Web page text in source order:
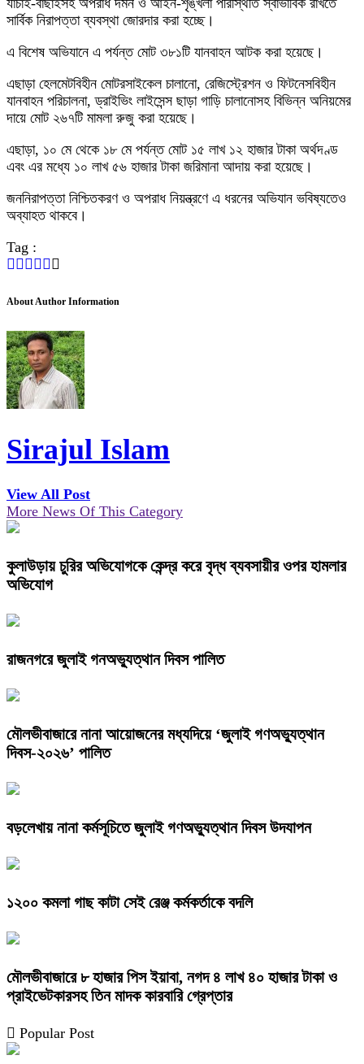
যাচাই-বাছাইসহ অপরাধ দমন ও আইন-শৃঙ্খলা পরিস্থিতি স্বাভাবিক রাখতে
সার্বিক নিরাপত্তা ব্যবস্থা জোরদার করা হচ্ছে।
এ বিশেষ অভিযানে এ পর্যন্ত মোট ৩৮১টি যানবাহন আটক করা হয়েছে।
এছাড়া হেলমেটবিহীন মোটরসাইকেল চালানো, রেজিস্ট্রেশন ও ফিটনেসবিহীন
যানবাহন পরিচালনা, ড্রাইভিং লাইসেন্স ছাড়া গাড়ি চালানোসহ বিভিন্ন অনিয়মের
দায়ে মোট ২৬৭টি মামলা রুজু করা হয়েছে।
এছাড়া, ১০ মে থেকে ১৮ মে পর্যন্ত মোট ১৫ লাখ ১২ হাজার টাকা অর্থদণ্ড
এবং এর মধ্যে ১০ লাখ ৫৬ হাজার টাকা জরিমানা আদায় করা হয়েছে।
জননিরাপত্তা নিশ্চিতকরণ ও অপরাধ নিয়ন্ত্রণে এ ধরনের অভিযান ভবিষ্যতেও
অব্যাহত থাকবে।
Tag :
About Author Information
Sirajul Islam
View All Post
More News Of This Category
কুলাউড়ায় চুরির অভিযোগকে কেন্দ্র করে বৃদ্ধ ব্যবসায়ীর ওপর হামলার
অভিযোগ
রাজনগরে জুলাই গনঅভ্যুত্থান দিবস পালিত
মৌলভীবাজারে নানা আয়োজনের মধ্যদিয়ে ‘জুলাই গণঅভ্যুত্থান
দিবস-২০২৬’ পালিত
বড়লেখায় নানা কর্মসূচিতে জুলাই গণঅভ্যুত্থান দিবস উদযাপন
১২০০ কমলা গাছ কাটা সেই রেঞ্জ কর্মকর্তাকে বদলি
মৌলভীবাজারে ৮ হাজার পিস ইয়াবা, নগদ ৪ লাখ ৪০ হাজার টাকা ও
প্রাইভেটকারসহ তিন মাদক কারবারি গ্রেপ্তার
Popular Post